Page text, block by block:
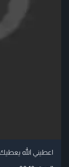
اعطيني الله